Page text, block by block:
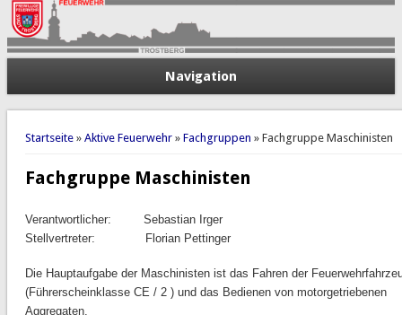
Navigation
Sie sind hier
Startseite» Aktive Feuerwehr» Fachgruppen » Fachgruppe Maschinisten
Fachgruppe Maschinisten
Verantwortlicher: Sebastian Irger
Stellvertreter: Florian Pettinger
Die Hauptaufgabe der Maschinisten ist das Fahren der
(Führerscheinklasse CE / 2 ) und das Bedienen von motorgetriebenen
Aggregaten.